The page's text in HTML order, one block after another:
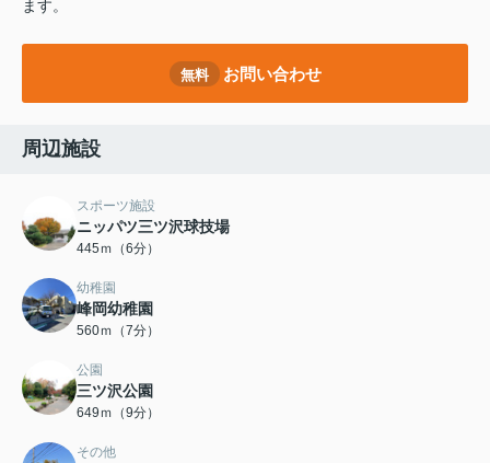
ます。
無料 お問い合わせ
周辺施設
スポーツ施設
ニッパツ三ツ沢球技場
445ｍ（6分）
幼稚園
峰岡幼稚園
560ｍ（7分）
公園
三ツ沢公園
649ｍ（9分）
その他